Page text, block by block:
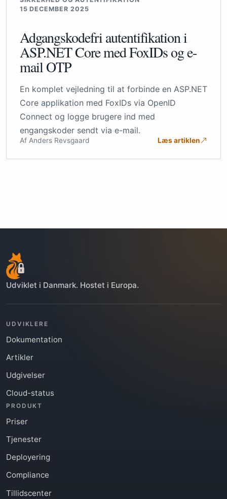
15 DECEMBER 2025
Adgangskodefri autentifikation i
ASP.NET Core med FoxIDs og e-
mail OTP
En komplet vejledning til at forbinde en ASP.NET
Core applikation med FoxIDs via OpenID
Connect og logge brugere ind med
engangskoder sendt via e-mail.
Af Anders Revsgaard Læs artiklen
Udviklet i Danmark. Hostet i Europa.
UDVIKLERE
Dokumentation
Artikler
Udgivelser
Cloud-status
PRODUKT
Priser
Tjenester
Deployering
Compliance
Tillidscenter